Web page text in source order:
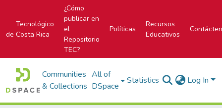
Tecnológico
de Costa Rica
¿Cómo
publicar en
el
Repositorio
TEC?
Políticas
Recursos
Educativos
Communities
& Collections
All of
DSpace
Statistics Log In